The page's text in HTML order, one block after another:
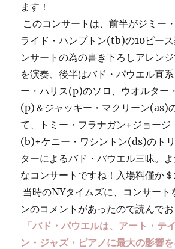
ます！
このコンサートは、前半がジミー
ライド・ハンプトン(tb)の10ピー
ンサートの為の書き下ろしアレン
を演奏、後半はバド・パウエル直
ー・ハリス(p)のソロ、ウオルター
(p)＆ジャッキー・マクリーン(as)
て、トミー・フラナガン+ジョージ
(b)+ケニー・ワシントン(ds)のト
ターによるバド・パウエル三昧。
なコンサートですね！入場料僅か＄
当時のNYタイムズに、コンサート
ンのコメントがあったので読んでお
「バド・パウエルは、アート・テ
ン・ジャズ・ピアノに最大の影響